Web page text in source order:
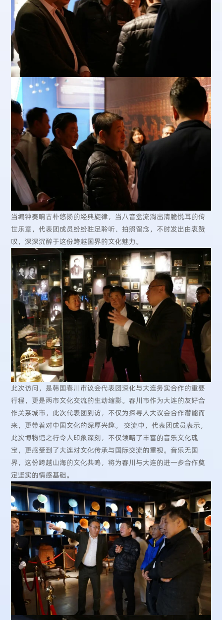
当编钟奏响古朴悠扬的经典旋律，当八音盒流淌出清脆悦耳的传
世乐章，代表团成员纷纷驻足聆听、拍照留念，不时发出由衷赞
叹，深深沉醉于这份跨越国界的文化魅力。
此次访问，是韩国春川市议会代表团深化与大连务实合作的重要
行程，更是两市文化交流的生动缩影。春川市作为大连的友好合
作关系城市，此次代表团到访，不仅为探寻人大议会合作潜能而
来，更带着对中国文化的深厚兴趣。 交流中，代表团成员表示，
此次博物馆之行令人印象深刻，不仅领略了丰富的音乐文化瑰
宝，更感受到了大连对文化传承与国际交流的重视。音乐无国
界，这份跨越山海的文化共鸣，将为春川与大连的进一步合作奠
定坚实的情感基础。